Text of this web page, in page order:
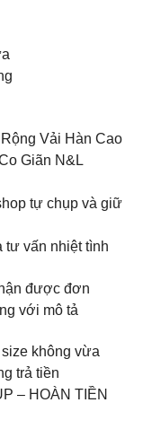
Vải Hàn Cao
Giãn N&L
tự chụp và giữ
tư vấn nhiệt tình
được đơn
với mô tả
không vừa
trả tiền
– HOÀN TIỀN